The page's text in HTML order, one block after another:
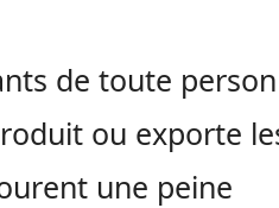
de toute
ou exporte
une peine